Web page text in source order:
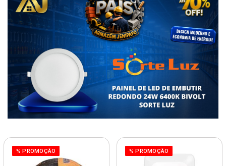
% PROMOÇÃO % PROMOÇÃO